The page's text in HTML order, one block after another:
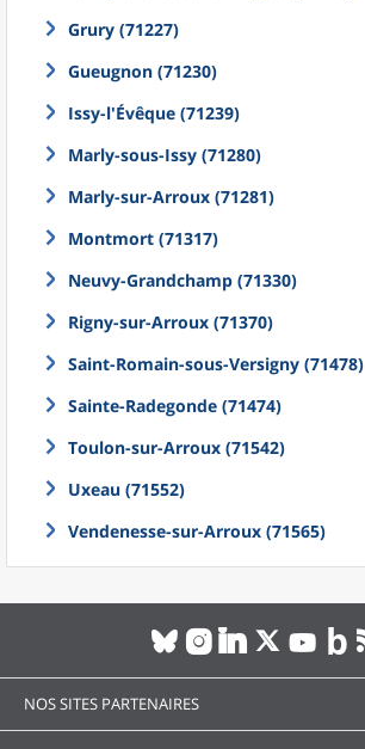
Grury (71227)
Gueugnon (71230)
Issy-l'Évêque (71239)
Marly-sous-Issy (71280)
Marly-sur-Arroux (71281)
Montmort (71317)
Neuvy-Grandchamp (71330)
Rigny-sur-Arroux (71370)
Saint-Romain-sous-Versigny (71478)
Sainte-Radegonde (71474)
Toulon-sur-Arroux (71542)
Uxeau (71552)
Vendenesse-sur-Arroux (71565)
NOS SITES PARTENAIRES